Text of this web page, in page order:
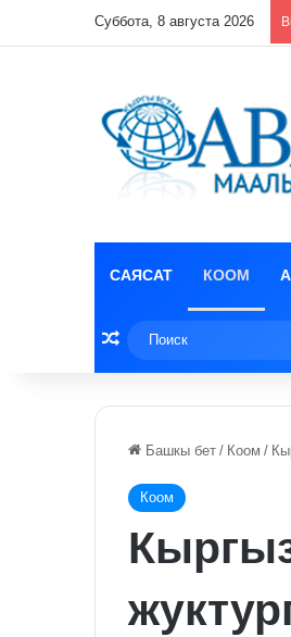
Суббота, 8 августа 2026
САЯСАТ КООМ
Random Article
Башкы бет / Коом /
Коом